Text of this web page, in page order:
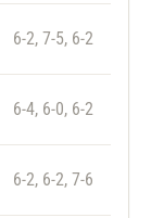
6-2, 7-5, 6-2
6-4, 6-0, 6-2
6-2, 6-2, 7-6